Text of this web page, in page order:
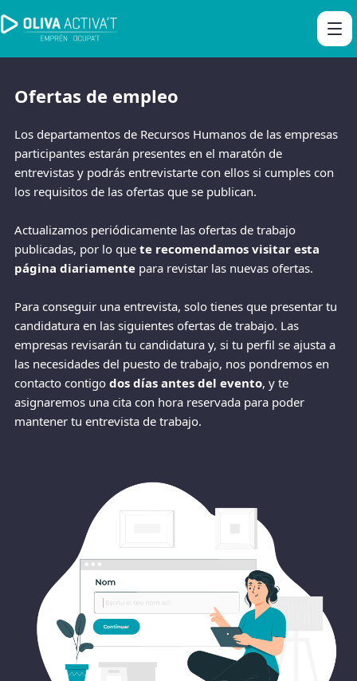
Ofertas de empleo
Los departamentos de Recursos Humanos de las empresas
participantes estarán presentes en el maratón de
entrevistas y podrás entrevistarte con ellos si cumples con
los requisitos de las ofertas que se publican.
Actualizamos periódicamente las ofertas de trabajo
publicadas, por lo que te recomendamos visitar esta
página diariamente para revistar las nuevas ofertas.
Para conseguir una entrevista, solo tienes que presentar tu
candidatura en las siguientes ofertas de trabajo. Las
empresas revisarán tu candidatura y, si tu perfil se ajusta a
las necesidades del puesto de trabajo, nos pondremos en
contacto contigo dos días antes del evento, y te
asignaremos una cita con hora reservada para poder
mantener tu entrevista de trabajo.